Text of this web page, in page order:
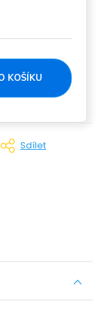
KOŠÍKU
Sdílet